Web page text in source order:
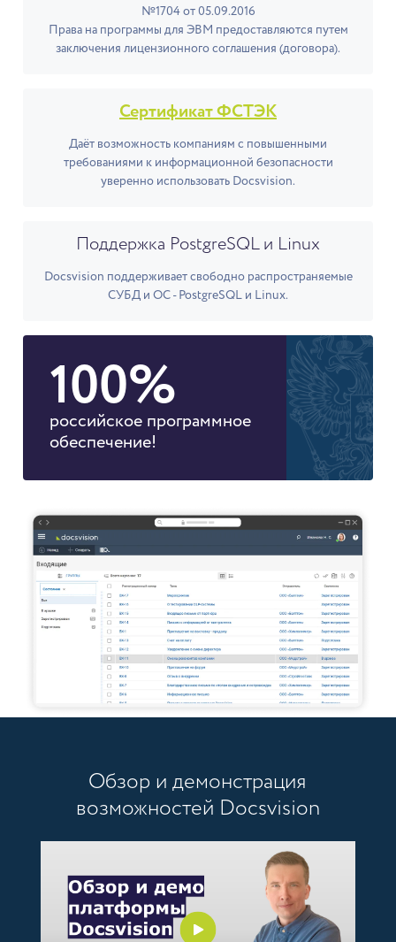
№1704 от 05.09.2016
Права на программы для ЭВМ предоставляются путем
заключения лицензионного соглашения (договора).
Сертификат ФСТЭК
Даёт возможность компаниям с повышенными
требованиями к информационной безопасности
уверенно использовать Docsvision.
Поддержка PostgreSQL и Linux
Docsvision поддерживает свободно распространяемые
СУБД и ОС - PostgreSQL и Linux.
100%
российское программное
обеспечение!
Обзор и демонстрация
возможностей Docsvision